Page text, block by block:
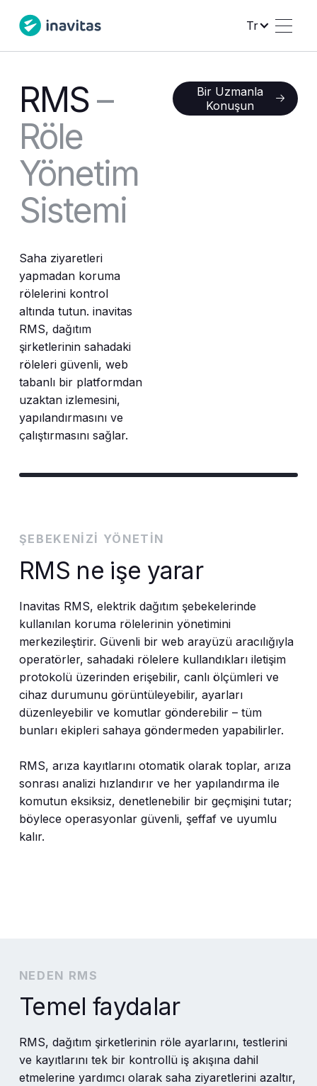
Tr
RMS–
Röle
Yönetim
Sistemi
Saha ziyaretleri
yapmadan koruma
rölelerini kontrol
altında tutun. inavitas
RMS, dağıtım
şirketlerinin sahadaki
röleleri güvenli, web
tabanlı bir platformdan
uzaktan izlemesini,
yapılandırmasını ve
çalıştırmasını sağlar.
Bir Uzmanla
Konuşun
Bir Uzmanla Konuşun
ŞEBEKENIZI YÖNETIN
RMS ne işe yarar
Inavitas RMS, elektrik dağıtım şebekelerinde
kullanılan koruma rölelerinin yönetimini
merkezileştirir. Güvenli bir web arayüzü aracılığıyla
operatörler, sahadaki rölelere kullandıkları iletişim
protokolü üzerinden erişebilir, canlı ölçümleri ve
cihaz durumunu görüntüleyebilir, ayarları
düzenleyebilir ve komutlar gönderebilir – tüm
bunları ekipleri sahaya göndermeden yapabilirler.
RMS, arıza kayıtlarını otomatik olarak toplar, arıza
sonrası analizi hızlandırır ve her yapılandırma ile
komutun eksiksiz, denetlenebilir bir geçmişini tutar;
böylece operasyonlar güvenli, şeffaf ve uyumlu
kalır.
NEDEN RMS
Temel faydalar
RMS, dağıtım şirketlerinin röle ayarlarını, testlerini
ve kayıtlarını tek bir kontrollü iş akışına dahil
etmelerine yardımcı olarak saha ziyaretlerini azaltır,